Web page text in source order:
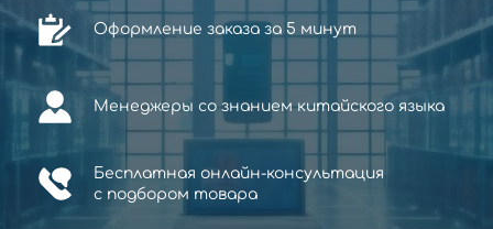
Оформление заказа за 5 минут
Менеджеры со знанием китайского языка
Бесплатная онлайн-консультация
с подбором товара